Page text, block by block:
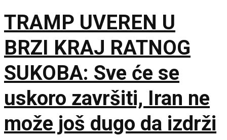
TRAMP UVEREN U
BRZI KRAJ RATNOG
SUKOBA: Sve će se
uskoro završiti, Iran ne
može još dugo da izdrži